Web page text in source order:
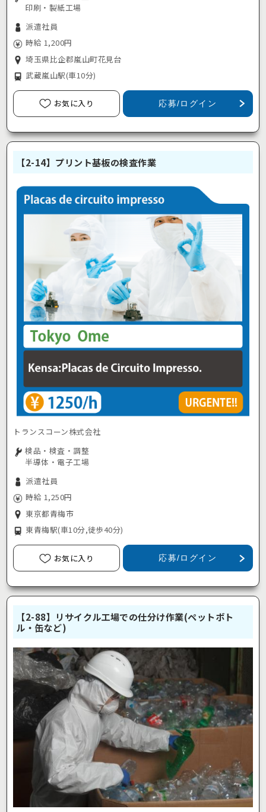
印刷・製紙工場
派遣社員
時給 1,200円
埼玉県比企郡嵐山町花見台
武蔵嵐山駅(車10分)
お気に入り 応募/ログイン
【2-14】プリント基板の検査作業
トランスコーン株式会社
検品・検査・調整
半導体・電子工場
派遣社員
時給 1,250円
東京都青梅市
東青梅駅(車10分,徒歩40分)
お気に入り 応募/ログイン
【2-88】リサイクル工場での仕分け作業(ペットボト
ル・缶など)